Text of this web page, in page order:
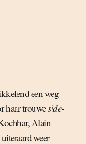
een weg
haar trouweside-
Alain
weer